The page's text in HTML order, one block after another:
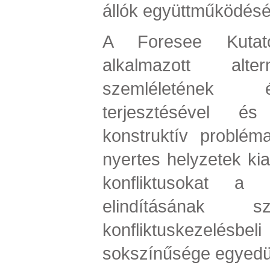
állók
A Foresee
alkalmazott
szemléletének
terjesztésével
konstruktív
nyertes helyzetek
konfliktusokat a
elindításának
sokszínűsége